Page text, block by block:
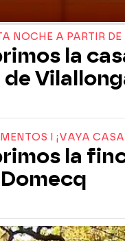
NOCHE A PARTIR DE
la
de
I ¡VAYA
la